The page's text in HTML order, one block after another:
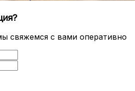
свяжемся с вами оперативно